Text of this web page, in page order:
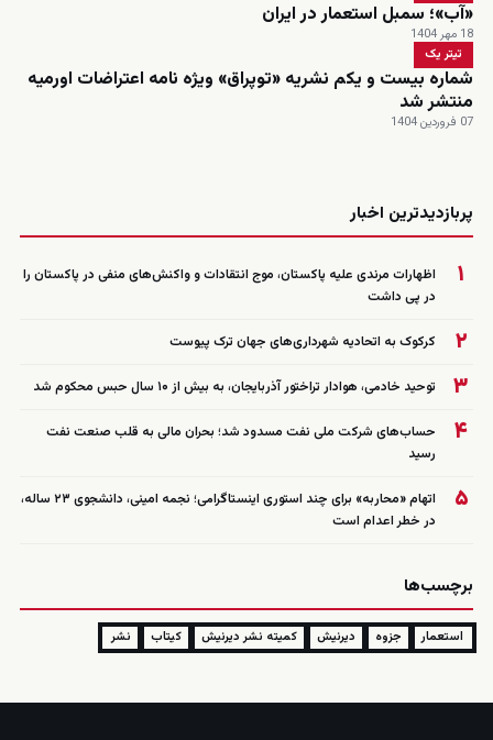
«آب»؛ سمبل استعمار در ایران
18 مهر 1404
تیتر یک
شماره بیست و یکم نشریه «توپراق» ویژه نامه اعتراضات اورمیه
منتشر شد
07 فروردین 1404
پربازدیدترین اخبار
۱
اظهارات مرندی علیه پاکستان، موج انتقادات و واکنش‌های منفی در پاکستان را
در پی داشت
۲ کرکوک به اتحادیه شهرداری‌های جهان ترک پیوست
۳ توحید خادمی، هوادار تراختور آذربایجان، به بیش از ۱۰ سال حبس محکوم شد
۴
حساب‌های شرکت ملی نفت مسدود شد؛ بحران مالی به قلب صنعت نفت
رسید
۵
اتهام «محاربه» برای چند استوری اینستاگرامی؛ نجمه امینی، دانشجوی ۲۳ ساله،
در خطر اعدام است
برچسب‌ها
استعمار جزوه دیرنیش کمیته نشر دیرنیش کیتاب نشر